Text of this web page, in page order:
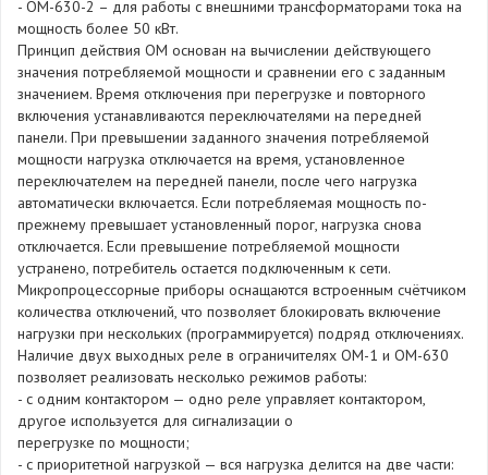
- ОМ-630-2 – для работы с внешними трансформаторами тока на
мощность более 50 кВт.
Принцип действия ОМ основан на вычислении действующего
значения потребляемой мощности и сравнении его с заданным
значением. Время отключения при перегрузке и повторного
включения устанавливаются переключателями на передней
панели. При превышении заданного значения потребляемой
мощности нагрузка отключается на время, установленное
переключателем на передней панели, после чего нагрузка
автоматически включается. Если потребляемая мощность по-
прежнему превышает установленный порог, нагрузка снова
отключается. Если превышение потребляемой мощности
устранено, потребитель остается подключенным к сети.
Микропроцессорные приборы оснащаются встроенным счётчиком
количества отключений, что позволяет блокировать включение
нагрузки при нескольких (программируется) подряд отключениях.
Наличие двух выходных реле в ограничителях ОМ-1 и ОМ-630
позволяет реализовать несколько режимов работы:
- с одним контактором — одно реле управляет контактором,
другое используется для сигнализации о
перегрузке по мощности;
- с приоритетной нагрузкой — вся нагрузка делится на две части: